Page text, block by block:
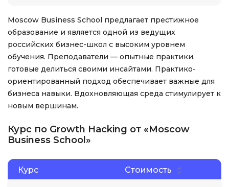
Moscow Business School предлагает престижное
образование и является одной из ведущих
российских бизнес-школ с высоким уровнем
обучения. Преподаватели — опытные практики,
готовые делиться своими инсайтами. Практико-
ориентированный подход обеспечивает важные для
бизнеса навыки. Вдохновляющая среда стимулирует к
новым вершинам.
Курс по Growth Hacking от «Moscow
Business School»
Курс Стоимость